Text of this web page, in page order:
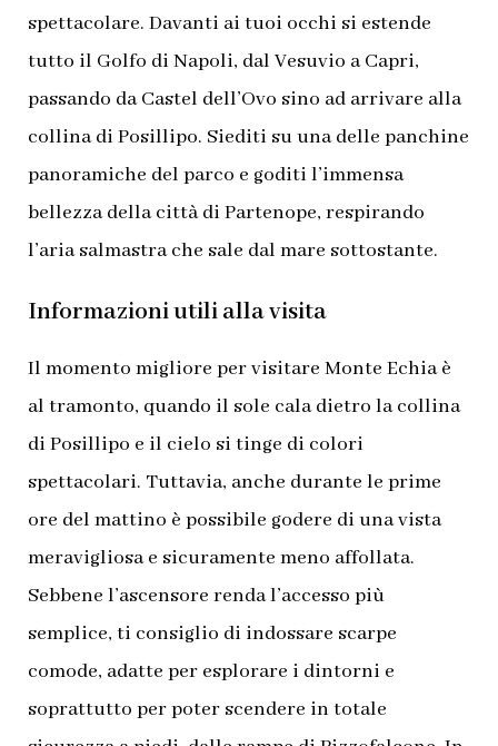
spettacolare. Davanti ai tuoi occhi si estende
tutto il Golfo di Napoli, dal Vesuvio a Capri,
passando da Castel dell’Ovo sino ad arrivare alla
collina di Posillipo. Siediti su una delle panchine
panoramiche del parco e goditi l’immensa
bellezza della città di Partenope, respirando
l’aria salmastra che sale dal mare sottostante.
Informazioni utili alla visita
Il momento migliore per visitare Monte Echia è
al tramonto, quando il sole cala dietro la collina
di Posillipo e il cielo si tinge di colori
spettacolari. Tuttavia, anche durante le prime
ore del mattino è possibile godere di una vista
meravigliosa e sicuramente meno affollata.
Sebbene l’ascensore renda l’accesso più
semplice, ti consiglio di indossare scarpe
comode, adatte per esplorare i dintorni e
soprattutto per poter scendere in totale